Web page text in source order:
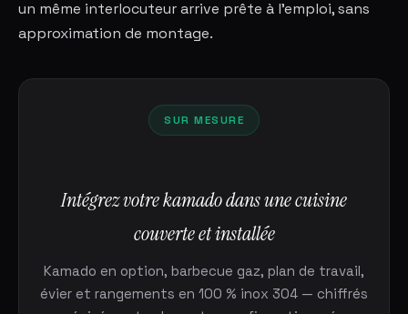
un même interlocuteur arrive prête à l'emploi, sans
approximation de montage.
SUR MESURE
Intégrez votre kamado dans une cuisine
couverte et installée
Kamado en option, barbecue gaz, plan de travail,
évier et rangements en 100 % inox 304 — chiffrés